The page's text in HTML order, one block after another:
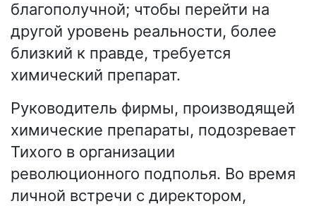
благополучной; чтобы перейти на
другой уровень реальности, более
близкий к правде, требуется
химический препарат.
Руководитель фирмы, производящей
химические препараты, подозревает
Тихого в организации
революционного подполья. Во время
личной встречи с директором,